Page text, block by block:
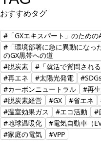
おすすめタグ
#「GXエキスパート」のための
#「環境部署に急に異動になっ
のGX黒帯への道
#脱炭素
#「就活で質問され
#再エネ
#太陽光発電
#SDGs
#カーボンニュートラル
#再
#脱炭素経営
#GX #省エネ
#温室効果ガス
#エコ活動
#
#地球温暖化
#電気自動車（EV
#家庭の電気
#VPP